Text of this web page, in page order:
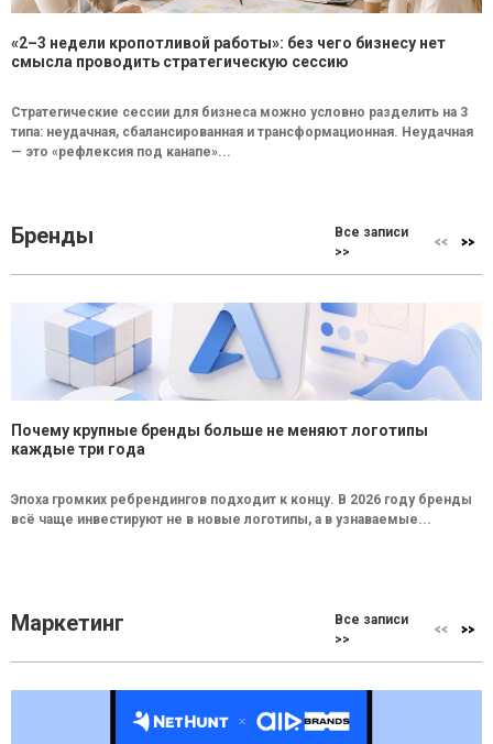
«2–3 недели кропотливой работы»: без чего бизнесу нет
смысла проводить стратегическую сессию
Стратегические сессии для бизнеса можно условно разделить на 3
типа: неудачная, сбалансированная и трансформационная. Неудачная
— это «рефлексия под канапе»...
Бренды
Все записи
>>
Почему крупные бренды больше не меняют логотипы
каждые три года
Эпоха громких ребрендингов подходит к концу. В 2026 году бренды
всё чаще инвестируют не в новые логотипы, а в узнаваемые...
Маркетинг
Все записи
>>